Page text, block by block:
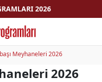
2026
Meyhaneleri 2026
2026